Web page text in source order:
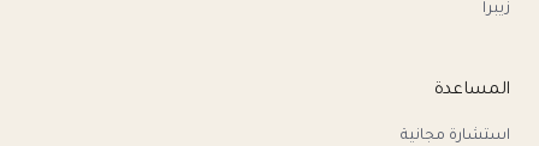
زيبرا
المساعدة
استشارة مجانية